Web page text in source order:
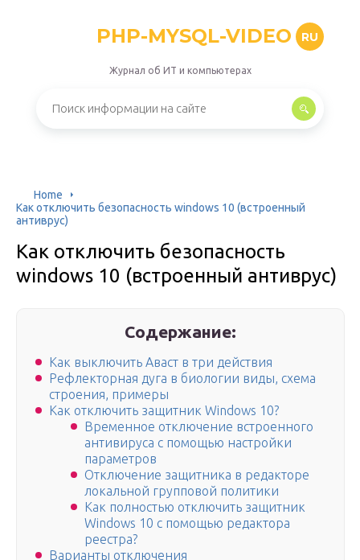
PHP-MYSQL-VIDEO RU
Журнал об ИТ и компьютерах
Home
Как отключить безопасность windows 10 (встроенный
антиврус)
Как отключить безопасность
windows 10 (встроенный антиврус)
Содержание:
Как выключить Аваст в три действия
Рефлекторная дуга в биологии виды, схема
строения, примеры
Как отключить защитник Windows 10?
Временное отключение встроенного
антивируса с помощью настройки
параметров
Отключение защитника в редакторе
локальной групповой политики
Как полностью отключить защитник
Windows 10 с помощью редактора
реестра?
Варианты отключения